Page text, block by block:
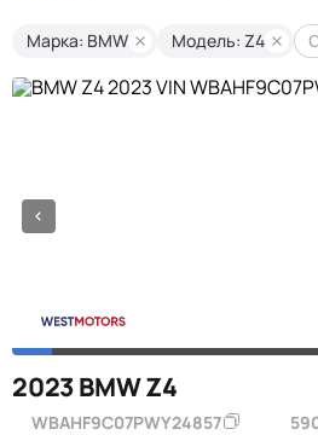
Марка: BMW Модель: Z4
2023 BMW Z4
WBAHF9C07PWY24857